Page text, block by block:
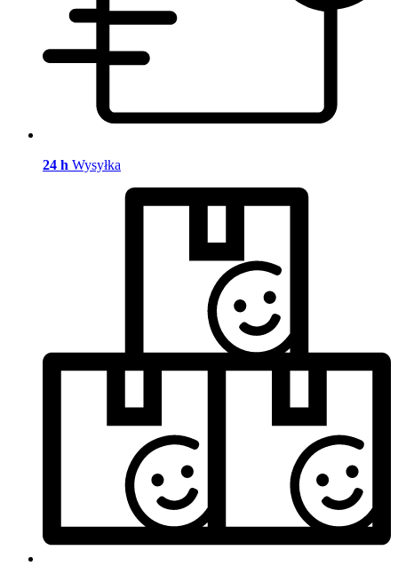
24 h Wysyłka